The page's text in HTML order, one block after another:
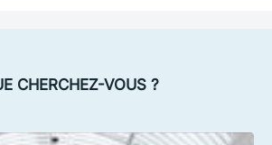
CHERCHEZ-VOUS ?